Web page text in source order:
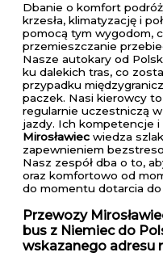
Dbanie o komfort
krzesła, klimatyzację i
pomocą tym wygodom,
przemieszczanie
Nasze autokary od
ku dalekich tras, co
przypadku
paczek. Nasi kierowcy
regularnie uczestniczą
jazdy. Ich kompetencje i
Mirosławiec wiedza
zapewnieniem
Nasz zespół dba o to,
oraz komfortowo od
do momentu dotarcia
Przewozy
bus z Niemiec do
wskazanego adresu